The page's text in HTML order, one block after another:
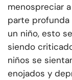
menospreciar
parte profunda
un niño, esto
siendo
niños se
enojados y